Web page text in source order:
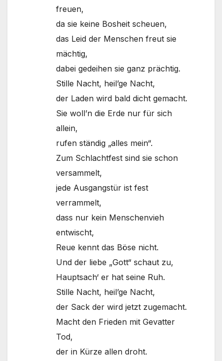
freuen,
da sie keine Bosheit scheuen,
das Leid der Menschen freut sie
mächtig,
dabei gedeihen sie ganz prächtig.
Stille Nacht, heil’ge Nacht,
der Laden wird bald dicht gemacht.
Sie woll’n die Erde nur für sich
allein,
rufen ständig „alles mein“.
Zum Schlachtfest sind sie schon
versammelt,
jede Ausgangstür ist fest
verrammelt,
dass nur kein Menschenvieh
entwischt,
Reue kennt das Böse nicht.
Und der liebe „Gott“ schaut zu,
Hauptsach‘ er hat seine Ruh.
Stille Nacht, heil’ge Nacht,
der Sack der wird jetzt zugemacht.
Macht den Frieden mit Gevatter
Tod,
der in Kürze allen droht.